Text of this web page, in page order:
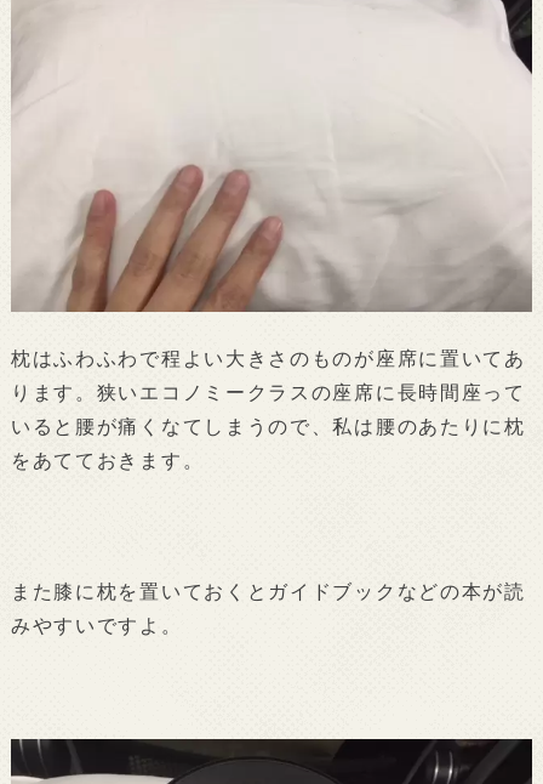
枕はふわふわで程よい大きさのものが座席に置いてあ
ります。狭いエコノミークラスの座席に長時間座って
いると腰が痛くなてしまうので、私は腰のあたりに枕
をあてておきます。
また膝に枕を置いておくとガイドブックなどの本が読
みやすいですよ。